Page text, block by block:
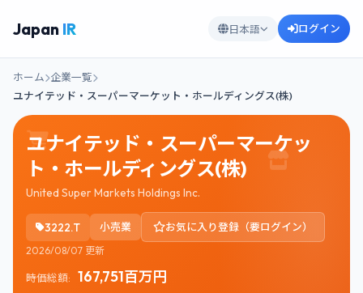
Japan IR 日本語 ログイン
ホーム 企業一覧
ユナイテッド・スーパーマーケット・ホールディングス(株)
ユナイテッド・スーパーマーケッ
ト・ホールディングス(株)
United Super Markets Holdings Inc.
3222.T 小売業 お気に入り登録（要ログイン）
2026/08/07 更新
時価総額: 167,751百万円